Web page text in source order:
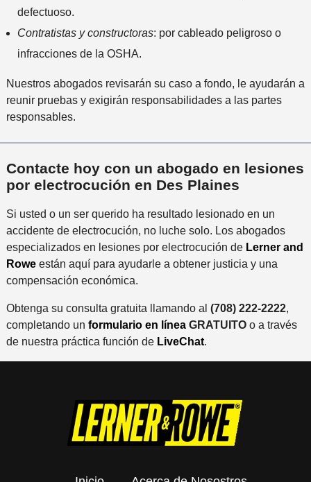
defectuoso.
Contratistas y constructoras: por cableado peligroso o
infracciones de la OSHA.
Nuestros abogados revisarán su caso a fondo, le ayudarán a
reunir pruebas y exigirán responsabilidades a las partes
responsables.
Contacte hoy con un abogado en lesiones
por electrocución en Des Plaines
Si usted o un ser querido ha resultado lesionado en un
accidente de electrocución, no luche solo. Los abogados
especializados en lesiones por electrocución deLerner and
Roweestán aquí para ayudarle a obtener justicia y una
compensación económica.
Obtenga su consulta gratuita llamando al (708) 222-2222,
completando un formulario en línea GRATUITOo a través
de nuestra práctica función de LiveChat.